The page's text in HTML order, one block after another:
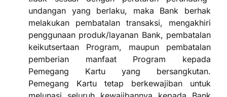
undangan yang berlaku, maka Bank berhak
melakukan pembatalan transaksi, mengakhiri
penggunaan produk/layanan Bank, pembatalan
keikutsertaan Program, maupun pembatalan
pemberian manfaat Program kepada
Pemegang Kartu yang bersangkutan.
Pemegang Kartu tetap berkewajiban untuk